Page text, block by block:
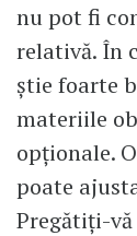
nu pot fi
relativă. În
știe foarte
materiile
opționale.
poate
Pregătiți-